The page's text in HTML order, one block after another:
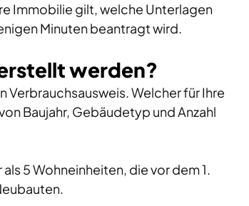
Immobilie gilt, welche Unterlagen
Minuten beantragt wird.
werden?
Verbrauchsausweis. Welcher für Ihre
Baujahr, Gebäudetyp und Anzahl
5 Wohneinheiten, die vor dem 1.